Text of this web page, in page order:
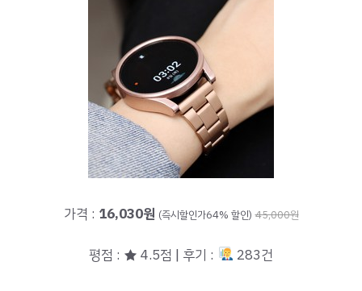
가격 : 16,030원 (즉시할인가64% 할인) 45,000원
평점 : ★ 4.5점 | 후기 : 283건